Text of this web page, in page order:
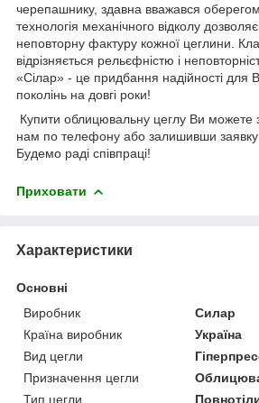
черепашнику, здавна вважався
технологія механічного відколу
неповторну фактуру кожної цеглини.
відрізняється рельєфністю і
«Сілар» - це придбання надійності для
поколінь на довгі роки!
Купити облицювальну цеглу Ви можете
нам по телефону або залишивши заявку
Будемо раді співпраці!
Приховати
Характеристики
Основні
Виробник
Силар
Країна виробник
Україна
Вид цегли
Призначення цегли
Тип цегли